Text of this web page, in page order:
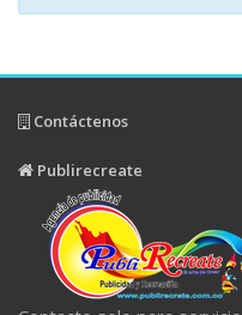
Contáctenos
Publirecreate